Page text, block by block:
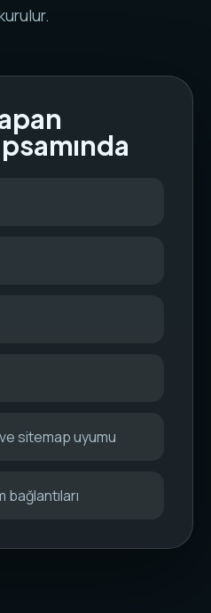
sitemap uyumu